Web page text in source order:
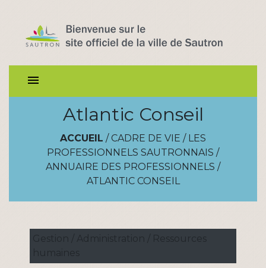
menu
Atlantic Conseil
ACCUEIL / CADRE DE VIE / LES
PROFESSIONNELS SAUTRONNAIS /
ANNUAIRE DES PROFESSIONNELS /
ATLANTIC CONSEIL
Gestion / Administration / Ressources
humaines